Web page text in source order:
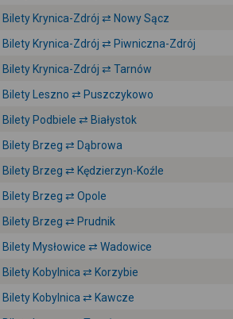
Bilety Krynica-Zdrój ⇄ Nowy Sącz
Bilety Krynica-Zdrój ⇄ Piwniczna-Zdrój
Bilety Krynica-Zdrój ⇄ Tarnów
Bilety Leszno ⇄ Puszczykowo
Bilety Podbiele ⇄ Białystok
Bilety Brzeg ⇄ Dąbrowa
Bilety Brzeg ⇄ Kędzierzyn-Koźle
Bilety Brzeg ⇄ Opole
Bilety Brzeg ⇄ Prudnik
Bilety Mysłowice ⇄ Wadowice
Bilety Kobylnica ⇄ Korzybie
Bilety Kobylnica ⇄ Kawcze